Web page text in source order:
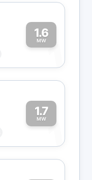
1.6
MW1
1.7
MW1